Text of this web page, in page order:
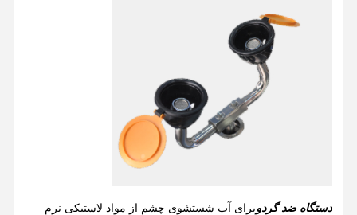
دستگاه ضد گردوبرای آب شستشوی چشم از مواد لاستیکی نرم